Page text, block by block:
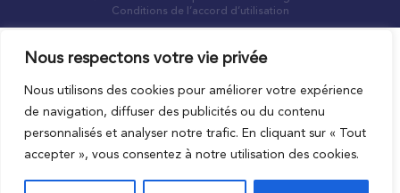
Nous respectons votre vie privée
Nous utilisons des cookies pour améliorer votre expérience
de navigation, diffuser des publicités ou du contenu
personnalisés et analyser notre trafic. En cliquant sur « Tout
accepter », vous consentez à notre utilisation des cookies.
Conditions de l’accord d’utilisation